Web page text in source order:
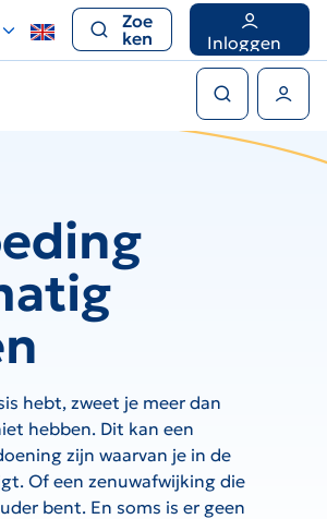
Zoe
ken
Inloggen
hebt, zweet je meer dan
hebben. Dit kan een
zijn waarvan je in de
Of een zenuwafwijking die
bent. En soms is er geen